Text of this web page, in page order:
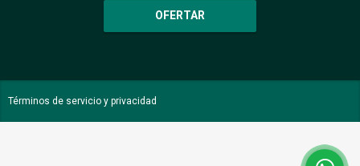
OFERTAR
Términos de servicio y privacidad